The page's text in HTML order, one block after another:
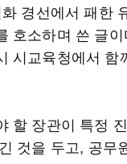
경선에서 패한
호소하며 쓴 글
시교육청에서 함
할 장관이 특정
것을 두고, 공무